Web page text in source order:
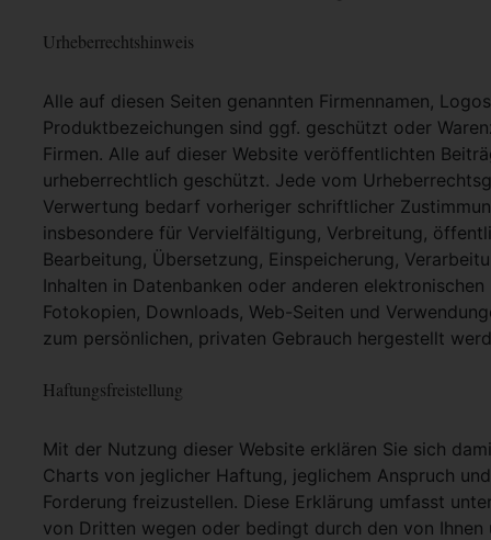
Urheberrechtshinweis
Alle auf diesen Seiten genannten Firmennamen,
Produktbezeichungen sind ggf. geschützt oder
Firmen. Alle auf dieser Website veröffentlichten
urheberrechtlich geschützt. Jede vom
Verwertung bedarf vorheriger schriftlicher
insbesondere für Vervielfältigung, Verbreitung,
Bearbeitung, Übersetzung, Einspeicherung,
Inhalten in Datenbanken oder anderen
Fotokopien, Downloads, Web-Seiten und
zum persönlichen, privaten Gebrauch hergestellt
Haftungsfreistellung
Mit der Nutzung dieser Website erklären Sie sich
Charts von jeglicher Haftung, jeglichem Anspruch
Forderung freizustellen. Diese Erklärung umfasst
von Dritten wegen oder bedingt durch den von Ihnen